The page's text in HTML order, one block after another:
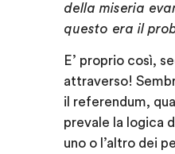
della miseria
questo era il
E’ proprio così,
attraverso!
il referendum,
prevale la logica
uno o l’altro dei